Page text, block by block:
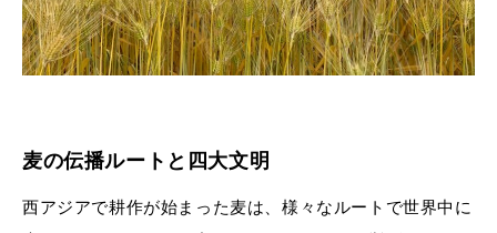
麦の伝播ルートと四大文明
西アジアで耕作が始まった麦は、様々なルートで世界中に